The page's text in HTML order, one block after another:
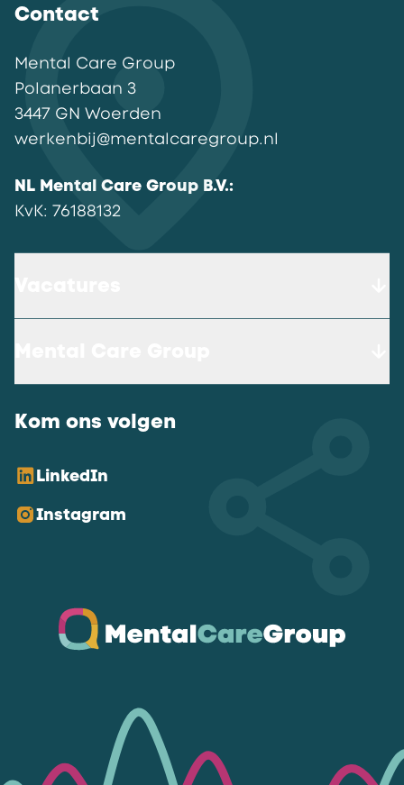
Contact
Mental Care Group
Polanerbaan 3
3447 GN Woerden
werkenbij@mentalcaregroup.nl
NL Mental Care Group B.V.:
KvK: 76188132
Kom ons volgen
LinkedIn
Instagram